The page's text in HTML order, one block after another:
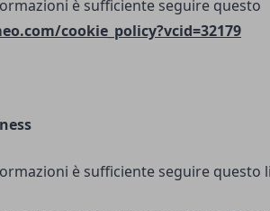
è sufficiente seguire questo
cookie_policy?vcid=32179
è sufficiente seguire questo